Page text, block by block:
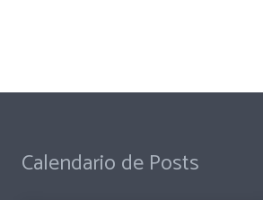
Calendario de Posts